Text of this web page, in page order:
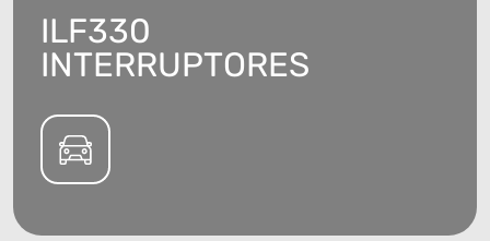
ILF330
INTERRUPTORES